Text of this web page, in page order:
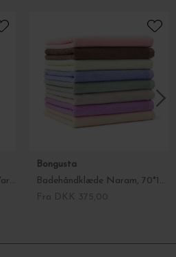
Chambray Badeforhæng, Warm Yellow/Parchment
Bongusta
Badehåndklæde Naram, 70*140 vælg farve